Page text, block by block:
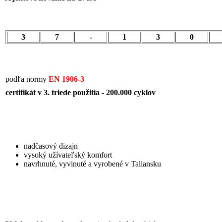
3 7 - 1 3 0
podľa normy EN 1906-3
certifikát v 3. triede použitia - 200.000 cyklov
nadčasový dizajn
vysoký užívateľský komfort
navrhnuté, vyvinuté a vyrobené v Taliansku